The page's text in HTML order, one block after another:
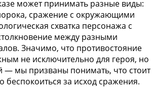
может принимать разные виды:
сражение с окружающими
схватка персонажа с
между разными
Значимо, что противостояние
не исключительно для героя, но
— мы призваны понимать, что стоит
беспокоиться за исход сражения.